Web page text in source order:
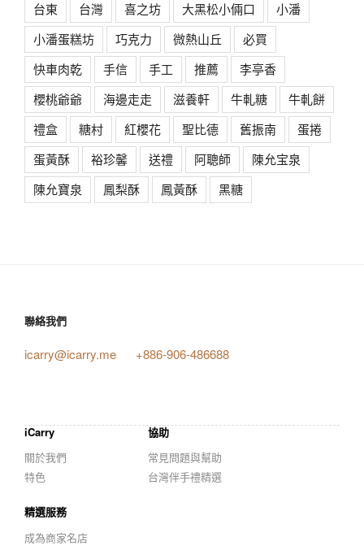
台東
台灣 喜之坊 大黑松小倆口
小潘
小潘蛋糕坊
巧克力 微熱山丘
必買
快車肉乾
手信 手工 推薦
李亭香
櫻桃爺爺
海邊走走 滋養軒 牛軋糖
牛軋餅
禮盒
糖村 紅櫻花 聖比德 舊振南
蛋捲
蛋黃酥
裕珍馨 送禮 阿聰師
陳允宝泉
陳允寶泉
鳳梨酥 鳳黃酥 黑糖
聯絡我們
icarry@icarry.me +886-906-486688
iCarry
關於我們
特色
協助
常見問題與幫助
台灣伴手禮精選
精選服務
成為商家名店